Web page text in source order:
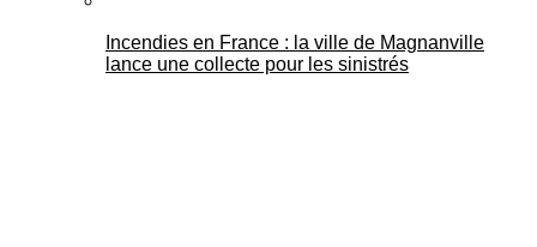
Incendies en France : la ville de Magnanville
lance une collecte pour les sinistrés